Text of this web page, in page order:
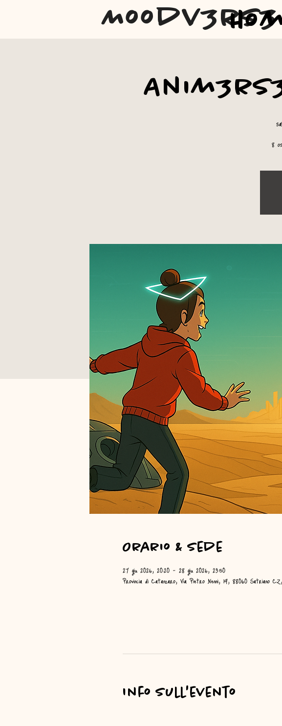
Moodv3rs3
8
Orario & Sede
27 giu 2026, 20:20 – 28 giu 2026, 23:50
Provincia di Catanzaro, Via Pietro Nenni, 19, 88060 Satriano
Info sull'evento